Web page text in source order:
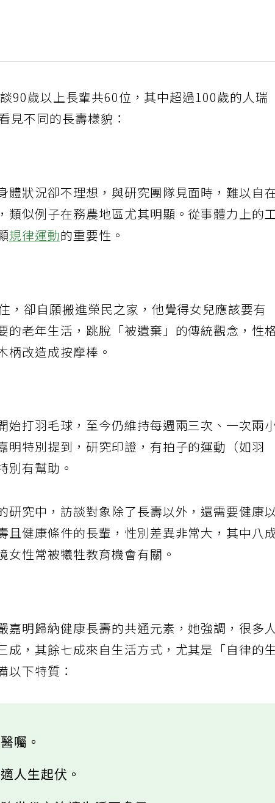
90歲以上長輩共60位，其中超過100歲的人瑞
見不同的長壽樣貌：
體狀況卻不理想，與研究團隊見面時，難以自
類似例子在務農地區尤其明顯。從事體力上的
規律運動的重要性。
，卻自願搬進榮民之家，他覺得女兒應該要有
的老年生活，跳脫「被遺棄」的傳統觀念，性
改造成按摩棒。
始打羽毛球，至今仍維持每週兩三次、一次兩
明特別提到，研究印證，有拍子的運動（如羽
有幫助。
研究中，訪談對象除了長壽以外，還需要健康
且健康條件的長輩，性別差異非常大，其中八
性常被犧牲教育機會有關。
嘉明歸納健康長壽的共通元素，她強調，很多
成，其餘七成來自生活方式，尤其是「自律的
以下特質：
囑。
人生起伏。